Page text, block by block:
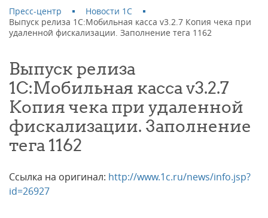
Пресс-центр
Новости 1С
Выпуск релиза 1С:Мобильная касса v3.2.7 Копия чека при
удаленной фискализации. Заполнение тега 1162
Выпуск релиза
1С:Мобильная касса v3.2.7
Копия чека при удаленной
фискализации. Заполнение
тега 1162
Ссылка на оригинал: http://www.1c.ru/news/info.jsp?
id=26927